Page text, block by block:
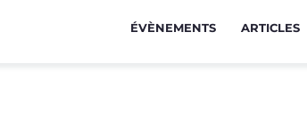
ÉVÈNEMENTS ARTICLES